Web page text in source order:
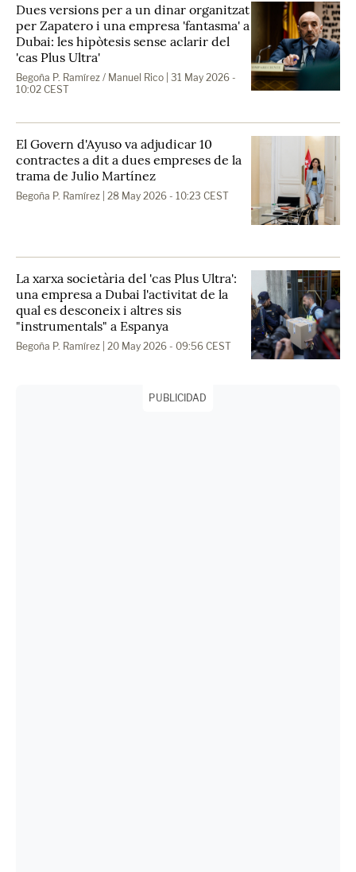
Dues versions per a un dinar organitzat
per Zapatero i una empresa 'fantasma' a
Dubai: les hipòtesis sense aclarir del
'cas Plus Ultra'
Begoña P. Ramírez / Manuel Rico | 31 May 2026 -
10:02 CEST
El Govern d'Ayuso va adjudicar 10
contractes a dit a dues empreses de la
trama de Julio Martínez
Begoña P. Ramírez | 28 May 2026 - 10:23 CEST
La xarxa societària del 'cas Plus Ultra':
una empresa a Dubai l'activitat de la
qual es desconeix i altres sis
"instrumentals" a Espanya
Begoña P. Ramírez | 20 May 2026 - 09:56 CEST
PUBLICIDAD